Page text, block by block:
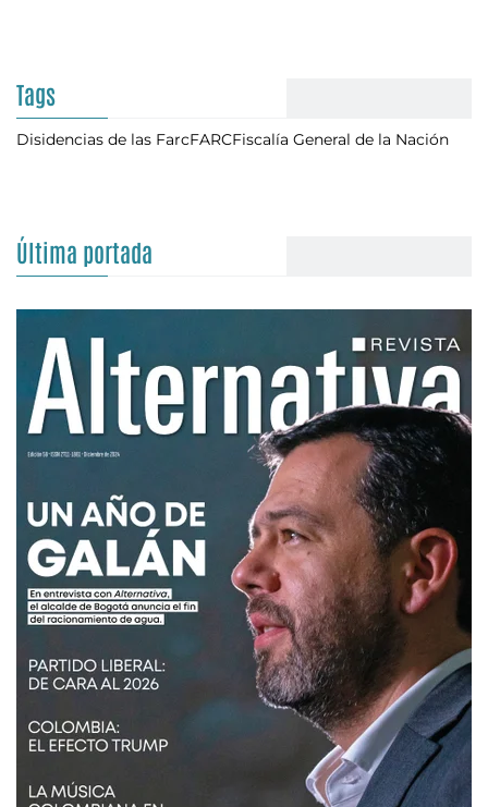
Tags
Disidencias de las FarcFARCFiscalía General de la Nación
Última portada